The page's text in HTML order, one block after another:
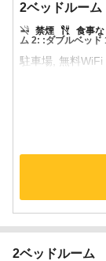
2ベッドルーム
禁煙 食事な
ム 2: :ダブルベッド
2ベッドルーム